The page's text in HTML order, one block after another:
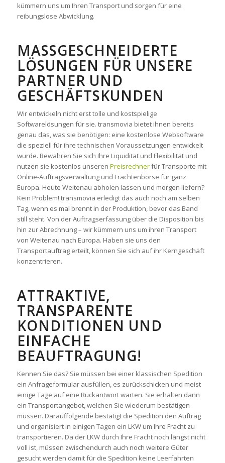
kümmern uns um Ihren Transport und sorgen für eine
reibungslose Abwicklung.
MASSGESCHNEIDERTE L
ÖSUNGEN FÜR UNSERE P
ARTNER UND G
ESCHÄFTSKUNDEN
Wir entwickeln nicht erst tolle und kostspielige
Softwarelösungen für sie. transmovia bietet ihnen bereits
genau das, was sie benötigen: eine kostenlose Websoftware
die speziell für ihre technischen Voraussetzungen entwickelt
wurde. Bewahren Sie sich Ihre Liquidität und Flexibilität und
nutzen sie kostenlos unseren Preisrechnerfür Transporte mit
Online-Auftragsverwaltung und Frachtenbörse für ganz
Europa. Heute Weitenau abholen lassen und morgen liefern?
Kein Problem! transmovia erledigt das auch noch am selben
Tag, wenn es mal brennt in der Produktion, bevor das Band
still steht. Von der Auftragserfassung über die Disposition bis
hin zur Abrechnung – wir kümmern uns um ihren Transport
von Weitenau nach Europa. Haben sie uns den
Transportauftrag erteilt, können Sie sich auf ihr Kerngeschäft
konzentrieren.
ATTRAKTIVE,
TRANSPARENTE
KONDITIONEN UND
EINFACHE
BEAUFTRAGUNG!
Kennen Sie das? Sie müssen bei einer klassischen Spedition
ein Anfrageformular ausfüllen, es zurückschicken und meist
einige Tage auf eine Rückantwort warten. Sie erhalten dann
ein Transportangebot, welchen Sie wiederum bestätigen
müssen. Darauffolgende bestätigt die Spedition den Auftrag
und organisiert in einigen Tagen ein LKW um Ihre Fracht zu
transportieren. Da der LKW durch Ihre Fracht noch längst nicht
voll ist, müssen zwischendurch auch noch weitere Güter
gesucht werden damit für die Spedition keine Leerfahrten